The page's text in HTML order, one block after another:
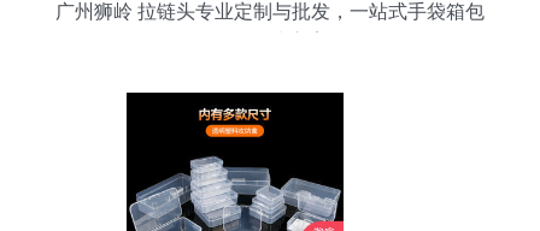
广州狮岭 拉链头专业定制与批发，一站式手袋箱包